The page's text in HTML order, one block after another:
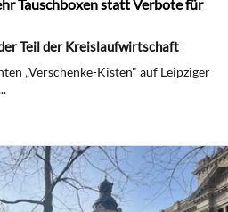
Tauschboxen statt Verbote für
Teil der Kreislaufwirtschaft
„Verschenke-Kisten" auf Leipziger